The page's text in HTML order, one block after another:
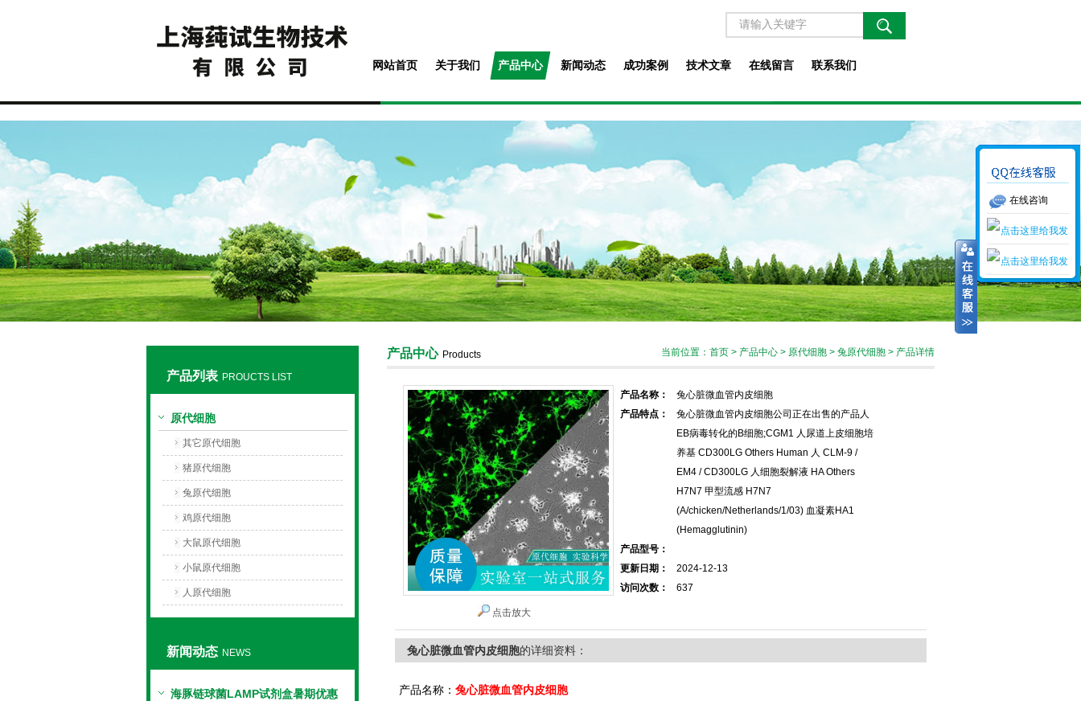
网站首页 关于我们 产品中心 新闻动态 成功案例 技术文章 在线留言 联系我们
产品列表 PROUCTS LIST
原代细胞
其它原代细胞
猪原代细胞
兔原代细胞
鸡原代细胞
大鼠原代细胞
小鼠原代细胞
人原代细胞
新闻动态 NEWS
海豚链球菌LAMP试剂盒暑期优惠
产品中心 Products 当前位置： 首页 > 产品中心 > 原代细胞 > 兔原代细胞 > 产品详情
点击放大
产品名称：
兔心脏微血管内皮细胞
产品特点：
兔心脏微血管内皮细胞公司正在出售的产品人
EB病毒转化的B细胞;CGM1 人尿道上皮细胞培
养基 CD300LG Others Human 人 CLM-9 /
EM4 / CD300LG 人细胞裂解液 HA Others
H7N7 甲型流感 H7N7
(A/chicken/Netherlands/1/03) 血凝素HA1
(Hemagglutinin)
产品型号：
更新日期：
2024-12-13
访问次数：
637
兔心脏微血管内皮细胞的详细资料：
产品名称： 兔心脏微血管内皮细胞
在线咨询